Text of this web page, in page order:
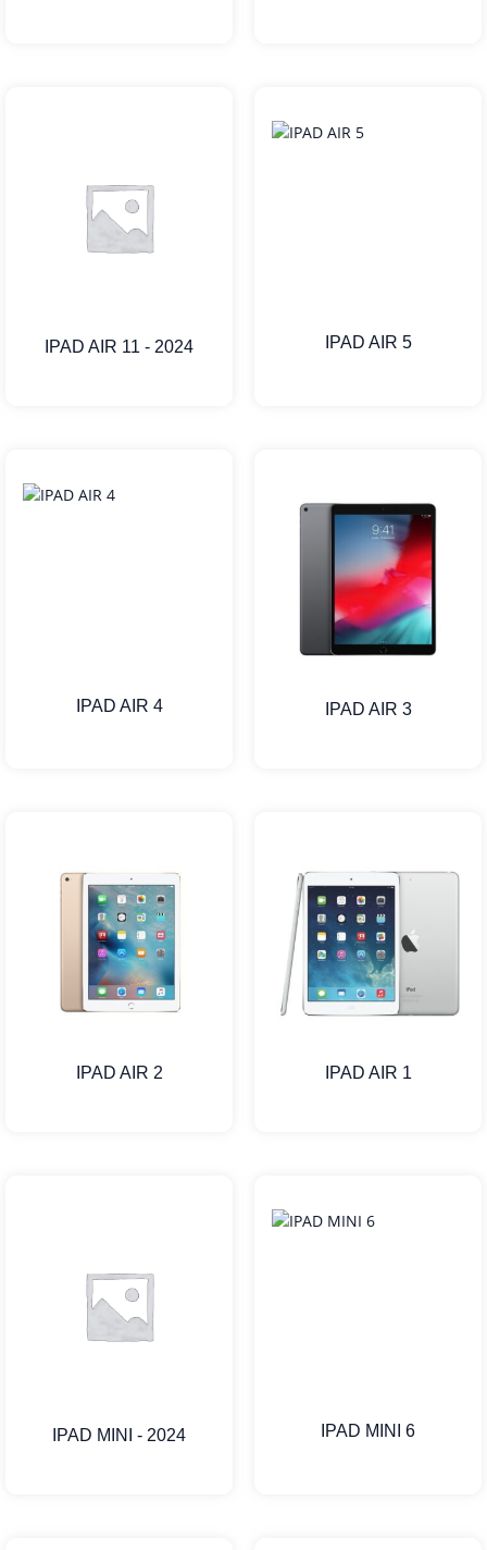
IPAD AIR 11 - 2024 IPAD AIR 5
IPAD AIR 4 IPAD AIR 3
IPAD AIR 2 IPAD AIR 1
IPAD MINI - 2024 IPAD MINI 6